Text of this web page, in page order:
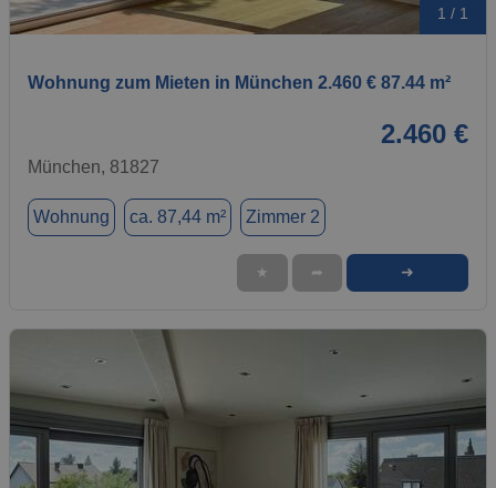
1 / 1
Wohnung zum Mieten in München 2.460 € 87.44 m²
2.460 €
München, 81827
Wohnung ca. 87,44 m² Zimmer 2
★ ➦ ➜